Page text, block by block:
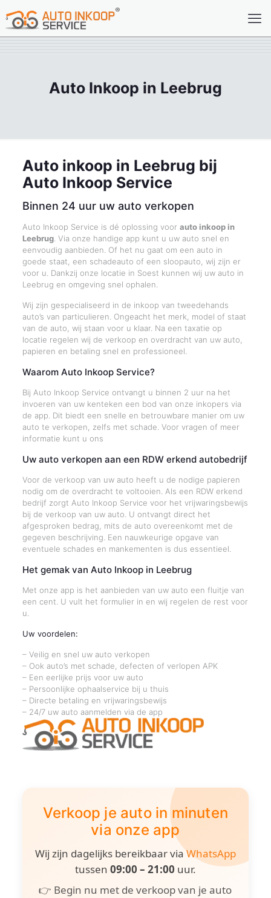
Auto Inkoop in Leebrug
Auto inkoop in Leebrug bij
Auto Inkoop Service
Binnen 24 uur uw auto verkopen
Auto Inkoop Service is dé oplossing voor auto inkoop in
Leebrug. Via onze handige app kunt u uw auto snel en
eenvoudig aanbieden. Of het nu gaat om een auto in
goede staat, een schadeauto of een sloopauto, wij zijn er
voor u. Dankzij onze locatie in Soest kunnen wij uw auto in
Leebrug en omgeving snel ophalen.
Wij zijn gespecialiseerd in de inkoop van tweedehands
auto’s van particulieren. Ongeacht het merk, model of staat
van de auto, wij staan voor u klaar. Na een taxatie op
locatie regelen wij de verkoop en overdracht van uw auto,
papieren en betaling snel en professioneel.
Waarom Auto Inkoop Service?
Bij Auto Inkoop Service ontvangt u binnen 2 uur na het
invoeren van uw kenteken een bod van onze inkopers via
de app. Dit biedt een snelle en betrouwbare manier om uw
auto te verkopen, zelfs met schade. Voor vragen of meer
informatie kunt u ons
Uw auto verkopen aan een RDW erkend autobedrijf
Voor de verkoop van uw auto heeft u de nodige papieren
nodig om de overdracht te voltooien. Als een RDW erkend
bedrijf zorgt Auto Inkoop Service voor het vrijwaringsbewijs
bij de verkoop van uw auto. U ontvangt direct het
afgesproken bedrag, mits de auto overeenkomt met de
gegeven beschrijving. Een nauwkeurige opgave van
eventuele schades en mankementen is dus essentieel.
Het gemak van Auto Inkoop in Leebrug
Met onze app is het aanbieden van uw auto een fluitje van
een cent. U vult het formulier in en wij regelen de rest voor
u.
Uw voordelen:
– Veilig en snel uw auto verkopen
– Ook auto’s met schade, defecten of verlopen APK
– Een eerlijke prijs voor uw auto
– Persoonlijke ophaalservice bij u thuis
– Directe betaling en vrijwaringsbewijs
– 24/7 uw auto aanmelden via de app
Verkoop je auto in minuten
via onze app
Wij zijn dagelijks bereikbaar viaWhatsApp
tussen 09:00 – 21:00 uur.
👉 Begin nu met de verkoop van je auto